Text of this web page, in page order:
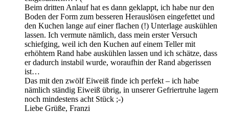
Beim dritten Anlauf hat es dann geklappt, ich habe nur den
Boden der Form zum besseren Herauslösen eingefettet und
den Kuchen lange auf einer flachen (!) Unterlage auskühlen
lassen. Ich vermute nämlich, dass mein erster Versuch
schiefging, weil ich den Kuchen auf einem Teller mit
erhöhtem Rand habe auskühlen lassen und ich schätze, dass
er dadurch instabil wurde, woraufhin der Rand abgerissen
ist…
Das mit den zwölf Eiweiß finde ich perfekt – ich habe
nämlich ständig Eiweiß übrig, in unserer Gefriertruhe lagern
noch mindestens acht Stück ;-)
Liebe Grüße, Franzi